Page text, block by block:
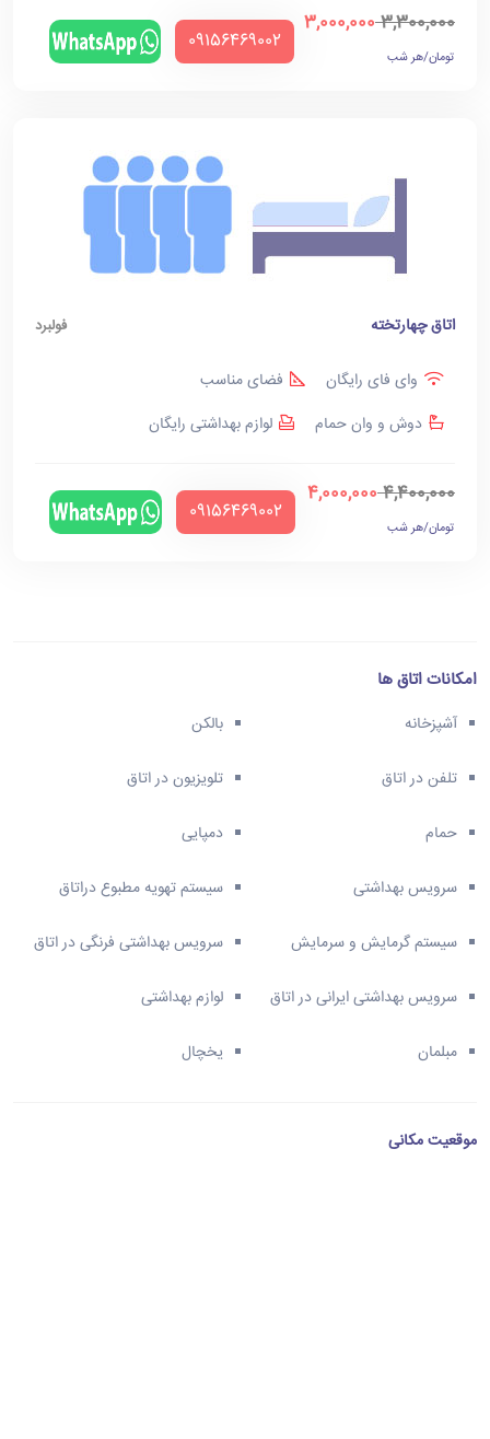
3,300,000
3,000,000
تومان/هر شب
‪09156469002‬
اتاق چهارتخته فولبرد
وای فای رایگان
فضای مناسب
دوش و وان حمام
لوازم بهداشتی رایگان
4,400,000
4,000,000
تومان/هر شب
‪09156469002‬
امکانات اتاق ها
آشپزخانه بالکن
تلفن در اتاق تلویزیون در اتاق
حمام دمپایی
سرویس بهداشتی سیستم تهویه مطبوع دراتاق
سیستم گرمایش و سرمایش سرویس بهداشتی فرنگی در اتاق
سرویس بهداشتی ایرانی در اتاق لوازم بهداشتی
مبلمان یخچال
موقعیت مکانی